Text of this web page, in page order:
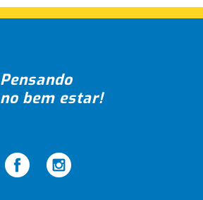
Pensando
no bem estar!